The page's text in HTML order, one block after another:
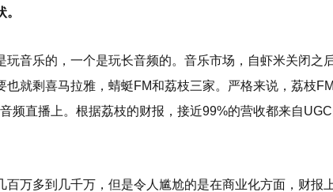
音乐的，一个是玩长音频的。音乐市场，自虾米关闭之
也就剩喜马拉雅，蜻蜓FM和荔枝三家。严格来说，荔枝
频直播上。根据荔枝的财报，接近99%的营收都来自
百万多到几千万，但是令人尴尬的是在商业化方面，财报